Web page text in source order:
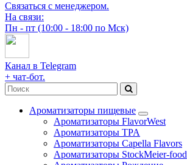
Связаться с менеджером.
На связи:
Пн - пт (10:00 - 18:00 по Мск)
Канал в Telegram
+ чат-бот.
Ароматизаторы пищевые
Ароматизаторы FlavorWest
Ароматизаторы TPA
Ароматизаторы Capella Flavors
Ароматизаторы StockMeier-food